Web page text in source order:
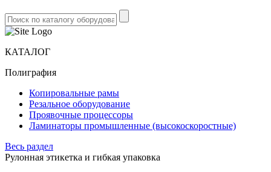
КАТАЛОГ
Полиграфия
Копировальные рамы
Резальное оборудование
Проявочные процессоры
Ламинаторы промышленные (высокоскоростные)
Весь раздел
Рулонная этикетка и гибкая упаковка